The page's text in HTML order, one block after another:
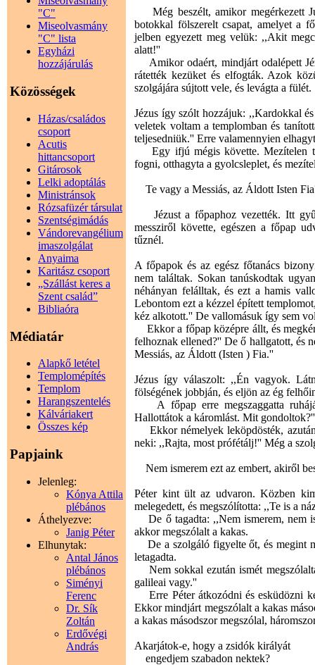
"C"
Miseolvasmány
"C" lista
Egyházi
hozzájárulás
Közösségek
Házas/családos
csoport
Acutis
hittancsoport
Gitárosok
Lelki adoptálás
Ministránsok
Rózsafüzér társulat
Szentségimádás
Vándorevangélium
imaszolgálat
Anyaima
Karitász csoport
„Szállást keres a
Szent család”
Bibliaóra
Médiatár
Alapkő letétel
Templomépítés
Templom
Harangszentelés
Kálváriakert
Összes kép
Papjaink
Jelenleg:
Kónya Attila
plébános
Áthelyezve:
Janig Péter
Elhunytak:
Antal János
plébános
Siményi
Ferenc
Dr. Sík
Zoltán
Erdővégi
András
Még beszélt, amikor megérkezett
botokkal fölszerelt csapat, amelyet a
jelben egyezett meg velük: ,,Akit
alatt!''
Amikor odaért, mindjárt odalépett
rátették kezüket és elfogták. Azok
szolgájára sújtott vele, és levágta a fülét.
Jézus így szólt hozzájuk: ,,Kardokkal
veletek voltam a templomban és
teljesedniük.'' Erre valamennyien
Egy ifjú mégis követte. Mezítelen
fogni, otthagyta a gyolcsleplet, és
Te vagy a Messiás, az Áldott Isten
Jézust a főpaphoz vezették. Itt
messziről követte, egészen a főpap
tűznél.
A főpapok és az egész főtanács
nem találtak. Sokan tanúskodtak
néhányan felálltak, és ezt a hamis
Lebontom ezt a kézzel épített
kéz alkotott.'' De vallomásuk így sem
Ekkor a főpap középre állt, és
felhoznak ellened?'' De ő hallgatott, és
Messiás, az Áldott (Isten ) Fia.''
Jézus így válaszolt: ,,Én vagyok.
fölségének jobbján, és eljön az ég
A főpap erre megszaggatta
Hallottátok a káromlást. Mit
Ekkor némelyek leköpdösték,
neki: ,,Rajta, most prófétálj!'' Még a
Nem ismerem ezt az embert, akiről
Péter kint ült az udvaron. Közben
melegedett, és megszólította: ,,Te is a
De ő tagadta: ,,Nem ismerem, nem
akkor megszólalt a kakas.
De a szolgáló figyelte őt, és megint
letagadta.
Nem sokkal ezután ismét
galileai vagy.''
Erre Péter átkozódni és esküdözni
Ekkor mindjárt megszólalt a kakas
a kakas másodszor megszólal,
Akarjátok-e, hogy a zsidók királyát
engedjem szabadon nektek?